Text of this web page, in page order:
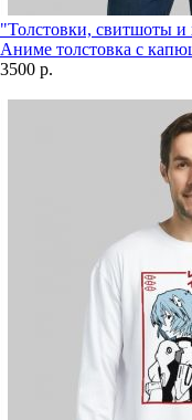
"Толстовки, свитшоты
Аниме толстовка с
3500 р.